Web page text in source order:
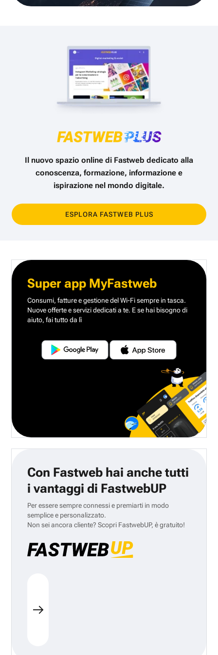
Il nuovo spazio online di Fastweb dedicato alla
conoscenza, formazione, informazione e
ispirazione nel mondo digitale.
ESPLORA FASTWEB PLUS
Super app MyFastweb
Consumi, fatture e gestione del Wi-Fi sempre in tasca.
Nuove offerte e servizi dedicati a te. E se hai bisogno di
aiuto, fai tutto da lì
Con Fastweb hai anche tutti
i vantaggi di FastwebUP
Per essere sempre connessi e premiarti in modo
semplice e personalizzato.
Non sei ancora cliente? Scopri FastwebUP, è gratuito!